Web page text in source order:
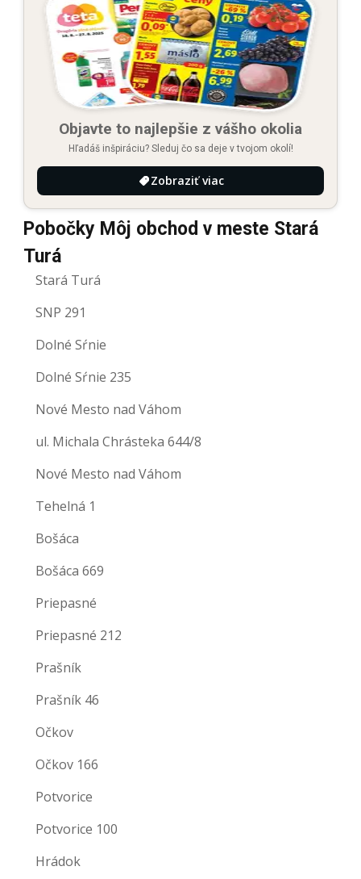
Objavte to najlepšie z vášho okolia
Hľadáš inšpiráciu? Sleduj čo sa deje v tvojom okolí!
Zobraziť viac
Pobočky Môj obchod v meste Stará
Turá
Stará Turá
SNP 291
Dolné Sŕnie
Dolné Sŕnie 235
Nové Mesto nad Váhom
ul. Michala Chrásteka 644/8
Nové Mesto nad Váhom
Tehelná 1
Bošáca
Bošáca 669
Priepasné
Priepasné 212
Prašník
Prašník 46
Očkov
Očkov 166
Potvorice
Potvorice 100
Hrádok